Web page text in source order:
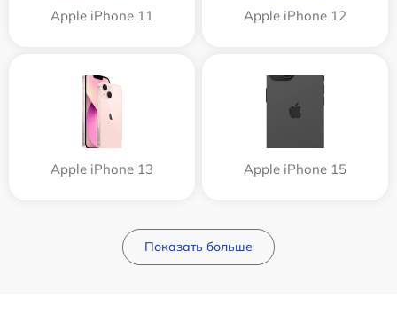
Apple iPhone 11 Apple iPhone 12
Apple iPhone 13 Apple iPhone 15
Показать больше